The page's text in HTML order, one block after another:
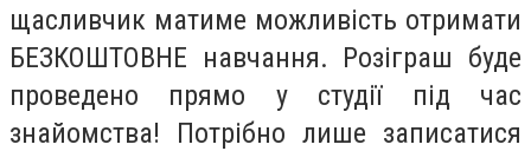
щасливчик матиме можливість отримати
БЕЗКОШТОВНЕ навчання. Розіграш буде
проведено прямо у студії під час
знайомства! Потрібно лише записатися